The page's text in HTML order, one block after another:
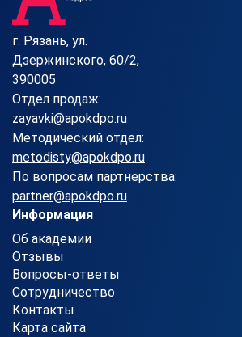
г. Рязань, ул.
Дзержинского, 60/2,
390005
Отдел продаж:
zayavki@apokdpo.ru
Методический отдел:
metodisty@apokdpo.ru
По вопросам партнерства:
partner@apokdpo.ru
Информация
Об академии
Отзывы
Вопросы-ответы
Сотрудничество
Контакты
Карта сайта